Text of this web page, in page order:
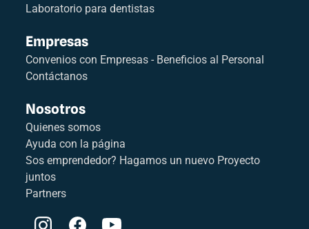
Laboratorio para dentistas
Empresas
Convenios con Empresas - Beneficios al Personal
Contáctanos
Nosotros
Quienes somos
Ayuda con la página
Sos emprendedor? Hagamos un nuevo Proyecto
juntos
Partners